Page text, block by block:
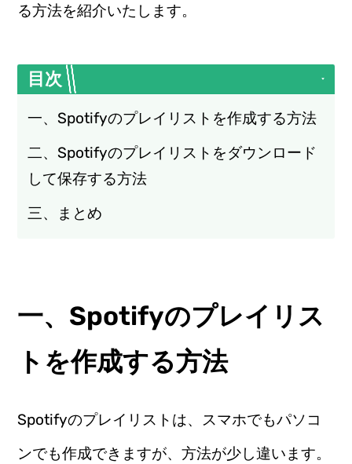
る方法を紹介いたします。
目次
一、Spotifyのプレイリストを作成する方法
二、Spotifyのプレイリストをダウンロード
して保存する方法
三、まとめ
一、Spotifyのプレイリス
トを作成する方法
Spotifyのプレイリストは、スマホでもパソコ
ンでも作成できますが、方法が少し違います。